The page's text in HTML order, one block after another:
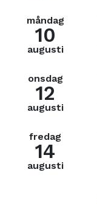
måndag
10
augusti
onsdag
12
augusti
fredag
14
augusti